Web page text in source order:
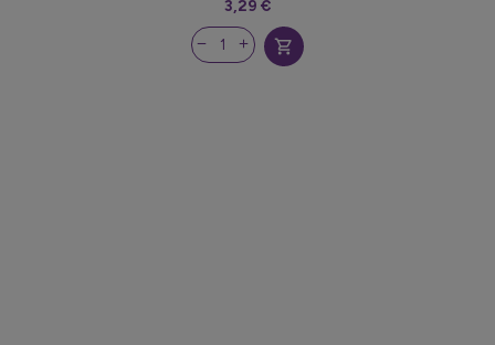
3,29 €
shopping_cart